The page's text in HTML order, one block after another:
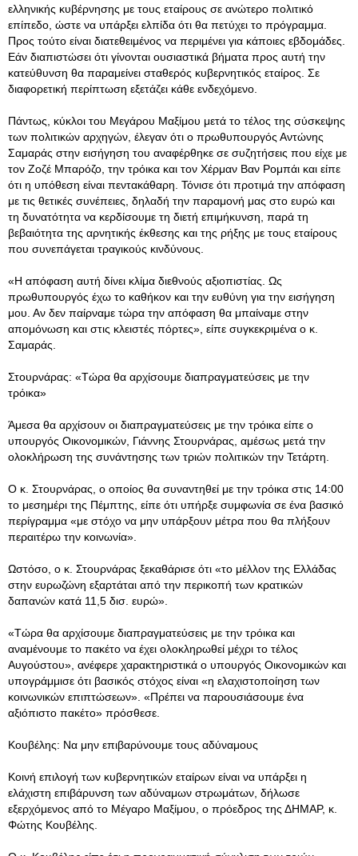
ελληνικής κυβέρνησης με τους εταίρους σε ανώτερο πολιτικό
επίπεδο, ώστε να υπάρξει ελπίδα ότι θα πετύχει το πρόγραμμα.
Προς τούτο είναι διατεθειμένος να περιμένει για κάποιες εβδομάδες.
Εάν διαπιστώσει ότι γίνονται ουσιαστικά βήματα προς αυτή την
κατεύθυνση θα παραμείνει σταθερός κυβερνητικός εταίρος. Σε
διαφορετική περίπτωση εξετάζει κάθε ενδεχόμενο.
Πάντως, κύκλοι του Μεγάρου Μαξίμου μετά το τέλος της σύσκεψης
των πολιτικών αρχηγών, έλεγαν ότι ο πρωθυπουργός Αντώνης
Σαμαράς στην εισήγηση του αναφέρθηκε σε συζητήσεις που είχε με
τον Ζοζέ Μπαρόζο, την τρόικα και τον Χέρμαν Βαν Ρομπάι και είπε
ότι η υπόθεση είναι πεντακάθαρη. Τόνισε ότι προτιμά την απόφαση
με τις θετικές συνέπειες, δηλαδή την παραμονή μας στο ευρώ και
τη δυνατότητα να κερδίσουμε τη διετή επιμήκυνση, παρά τη
βεβαιότητα της αρνητικής έκθεσης και της ρήξης με τους εταίρους
που συνεπάγεται τραγικούς κινδύνους.
«Η απόφαση αυτή δίνει κλίμα διεθνούς αξιοπιστίας. Ως
πρωθυπουργός έχω το καθήκον και την ευθύνη για την εισήγηση
μου. Αν δεν παίρναμε τώρα την απόφαση θα μπαίναμε στην
απομόνωση και στις κλειστές πόρτες», είπε συγκεκριμένα ο κ.
Σαμαράς.
Στουρνάρας: «Τώρα θα αρχίσουμε διαπραγματεύσεις με την
τρόικα»
Άμεσα θα αρχίσουν οι διαπραγματεύσεις με την τρόικα είπε ο
υπουργός Οικονομικών, Γιάννης Στουρνάρας, αμέσως μετά την
ολοκλήρωση της συνάντησης των τριών πολιτικών την Τετάρτη.
Ο κ. Στουρνάρας, ο οποίος θα συναντηθεί με την τρόικα στις 14:00
το μεσημέρι της Πέμπτης, είπε ότι υπήρξε συμφωνία σε ένα βασικό
περίγραμμα «με στόχο να μην υπάρξουν μέτρα που θα πλήξουν
περαιτέρω την κοινωνία».
Ωστόσο, ο κ. Στουρνάρας ξεκαθάρισε ότι «το μέλλον της Ελλάδας
στην ευρωζώνη εξαρτάται από την περικοπή των κρατικών
δαπανών κατά 11,5 δισ. ευρώ».
«Τώρα θα αρχίσουμε διαπραγματεύσεις με την τρόικα και
αναμένουμε το πακέτο να έχει ολοκληρωθεί μέχρι το τέλος
Αυγούστου», ανέφερε χαρακτηριστικά ο υπουργός Οικονομικών και
υπογράμμισε ότι βασικός στόχος είναι «η ελαχιστοποίηση των
κοινωνικών επιπτώσεων». «Πρέπει να παρουσιάσουμε ένα
αξιόπιστο πακέτο» πρόσθεσε.
Κουβέλης: Να μην επιβαρύνουμε τους αδύναμους
Κοινή επιλογή των κυβερνητικών εταίρων είναι να υπάρξει η
ελάχιστη επιβάρυνση των αδύναμων στρωμάτων, δήλωσε
εξερχόμενος από το Μέγαρο Μαξίμου, ο πρόεδρος της ΔΗΜΑΡ, κ.
Φώτης Κουβέλης.